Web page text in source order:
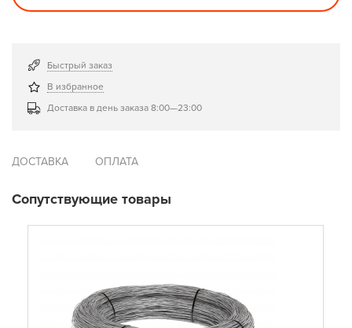
Быстрый заказ
В избранное
Доставка в день заказа 8:00—23:00
ДОСТАВКА ОПЛАТА
Сопутствующие товары